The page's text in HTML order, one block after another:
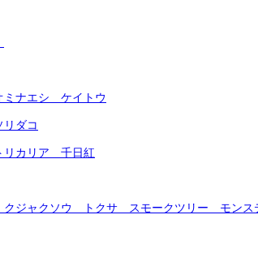
ナエシ ケイトウ
ダコ
カリア 千日紅
ジャクソウ トクサ スモークツリー モンス